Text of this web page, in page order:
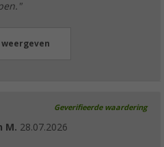
Geverifieerde waardering
M. 28.07.2026